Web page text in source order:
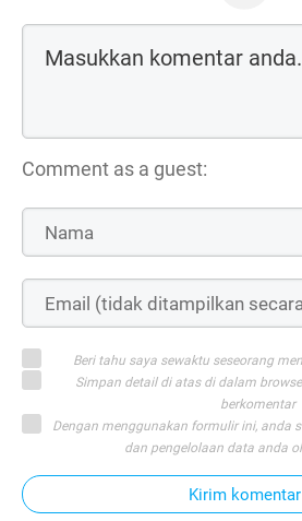
Comment as a guest:
Beri tahu saya sewaktu seseorang
Simpan detail di atas di dalam
berkomentar
Dengan menggunakan formulir ini, anda
dan pengelolaan data anda
Kirim komentar